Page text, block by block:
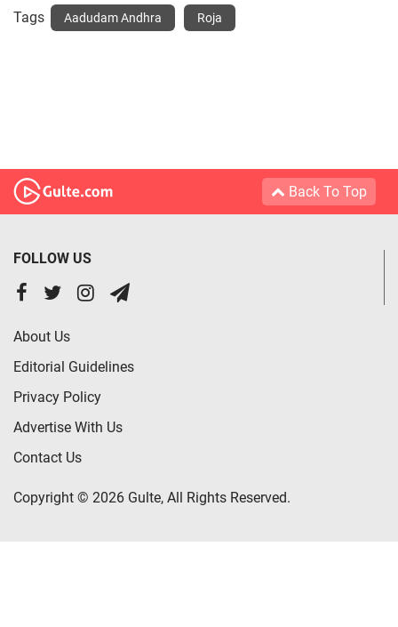
Tags Aadudam Andhra Roja
Back To Top
FOLLOW US
About Us
Editorial Guidelines
Privacy Policy
Advertise With Us
Contact Us
Copyright © 2026 Gulte, All Rights Reserved.